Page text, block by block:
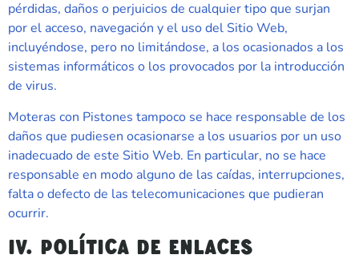
pérdidas, daños o perjuicios de cualquier tipo que surjan
por el acceso, navegación y el uso del Sitio Web,
incluyéndose, pero no limitándose, a los ocasionados a los
sistemas informáticos o los provocados por la introducción
de virus.
Moteras con Pistones tampoco se hace responsable de los
daños que pudiesen ocasionarse a los usuarios por un uso
inadecuado de este Sitio Web. En particular, no se hace
responsable en modo alguno de las caídas, interrupciones,
falta o defecto de las telecomunicaciones que pudieran
ocurrir.
IV. POLÍTICA DE ENLACES